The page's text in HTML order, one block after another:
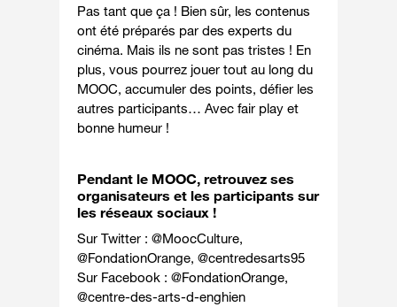
Pas tant que ça ! Bien sûr, les contenus
ont été préparés par des experts du
cinéma. Mais ils ne sont pas tristes ! En
plus, vous pourrez jouer tout au long du
MOOC, accumuler des points, défier les
autres participants… Avec fair play et
bonne humeur !
Pendant le MOOC, retrouvez ses
organisateurs et les participants sur
les réseaux sociaux !
Sur Twitter : @MoocCulture,
@FondationOrange, @centredesarts95
Sur Facebook : @FondationOrange,
@centre-des-arts-d-enghien